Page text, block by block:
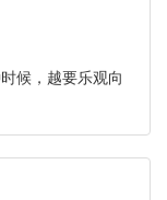
候，越要乐观向